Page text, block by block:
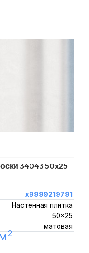
34043 50x25
х9999219791
Настенная плитка
50x25
матовая
2